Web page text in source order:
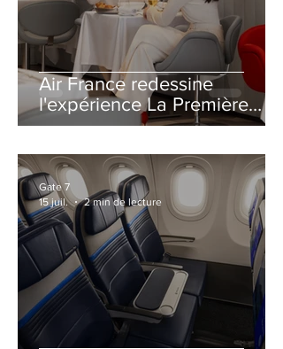
Air France redessine
l'expérience La Première
avec un salon entièrement
Gate 7
15 juil.
2 min de lecture